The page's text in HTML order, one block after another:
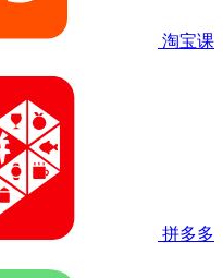
淘宝课
拼多多